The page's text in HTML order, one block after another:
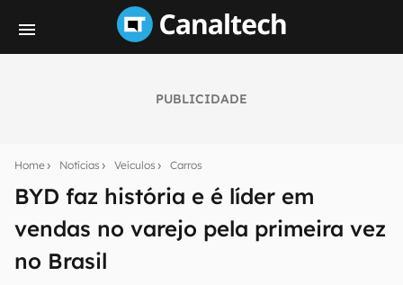
PUBLICIDADE
Home Notícias Veículos Carros
BYD faz história e é líder em
vendas no varejo pela primeira vez
no Brasil
notícias e reviews sobre tecnologia em primeira
mão.
E-mail